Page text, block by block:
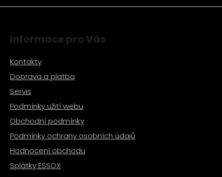
Informace pro Vás
Kontakty
Doprava a platba
Servis
Podmínky užití webu
Obchodní podmínky
Podmínky ochrany osobních údajů
Hodnocení obchodu
Splátky ESSOX